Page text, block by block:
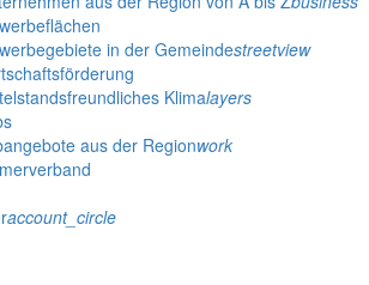
in der Gemeindestreetview
Klimalayers
aus der Regionwork
account_circle